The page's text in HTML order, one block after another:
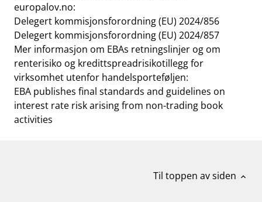
europalov.no:
Delegert kommisjonsforordning (EU) 2024/856
Delegert kommisjonsforordning (EU) 2024/857
Mer informasjon om EBAs retningslinjer og om
renterisiko og kredittspreadrisikotillegg for
virksomhet utenfor handelsporteføljen:
EBA publishes final standards and guidelines on
interest rate risk arising from non-trading book
activities
Til toppen av siden expand_less